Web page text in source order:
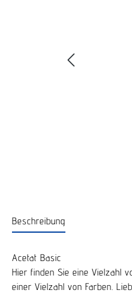
Beschreibung
Acetat Basic
Hier finden Sie eine Vielzahl
einer Vielzahl von Farben.